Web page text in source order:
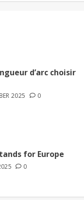
d’arc choisir
2025 0
for Europe
0